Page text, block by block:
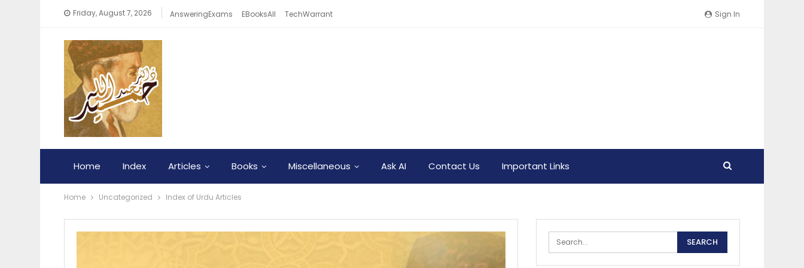
Sign In
Friday, August 7, 2026 AnsweringExams EBooksAll TechWarrant
Home Index Articles Books Miscellaneous Ask AI Contact Us Important Links
Home Uncategorized Index of Urdu Articles